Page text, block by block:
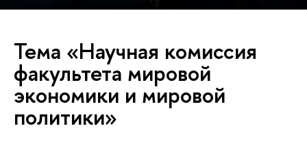
Тема «Научная комиссия
факультета мировой
экономики и мировой
политики»